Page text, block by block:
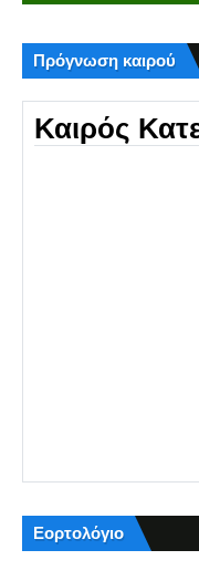
Πρόγνωση καιρού
Καιρός
Εορτολόγιο